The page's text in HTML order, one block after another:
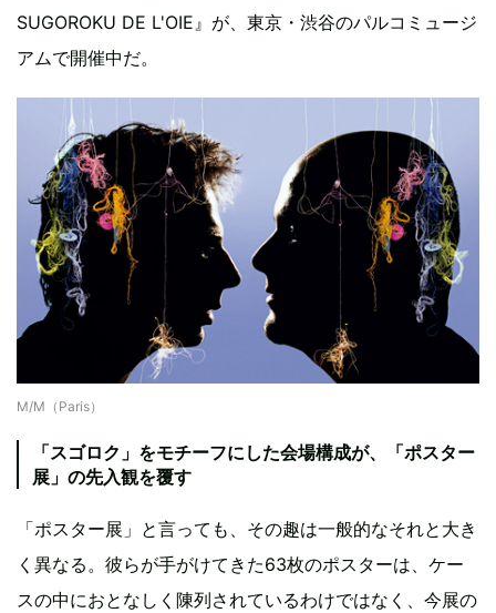
SUGOROKU DE L'OIE』が、東京・渋谷のパルコミュージ
アムで開催中だ。
M/M（Paris）
「スゴロク」をモチーフにした会場構成が、「ポスター
展」の先入観を覆す
「ポスター展」と言っても、その趣は一般的なそれと大き
く異なる。彼らが手がけてきた63枚のポスターは、ケー
スの中におとなしく陳列されているわけではなく、今展の